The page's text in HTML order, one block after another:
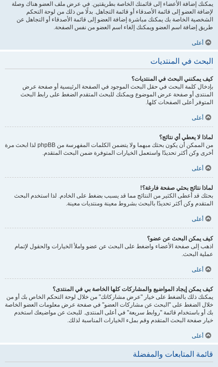
يمكنك إضافة الأعضاء إلى قائمتك الخاصة بطريقتين. في عرض ملف العضو هناك وصلة
لإضافة العضو إلى قائمة الأصدقاء أو قائمة التجاهل. بدلًا من ذلك من لوحة التحكم
الشخصية الخاصة بك يمكنك مباشرة إضافة العضو إلى قائمة الأصدقاء أو التجاهل عن
طريق إضافة اسم العضو ويمكنك إلغاء اسم العضو من نفس الصفحة.
أعلى
البحث في المنتديات
كيف يمكنني البحث في المنتديات؟
بإدخال كلمة البحث في حقل البحث الموجود في الصفحة الرئيسية أو صفحة عرض
المنتدى أو صفحة عرض الموضوع ويمكنك للبحث المتقدم الضغط على رابط البحث
المتوفر أعلى الصفحات كلها.
أعلى
لماذا لا يعطي أي نتائج؟
من الممكن أن يكون بحثك مبهما ولا يتضمن الكلمات المفهرسة من phpBB لذا ابحث مرة
أخرى وكن أكثر تحديدًا واستعمل الخيارات المتوفرة ضمن البحث المتقدم.
أعلى
لماذا نتائج بحثي صفحة فارغة؟!
بحثك قد أعطى الكثير من النتائج مما قد يسبب بضغط على الخادم. لذا استخدم البحث
المتقدم وكن أكثر تحديدًا بالبحث بشروط معينة ومنتديات معينة.
أعلى
كيف يمكن البحث عن عضو؟
اذهب إلى صفحة الأعضاء واضغط على البحث عن عضو واملأ الخيارات والحقول لإتمام
عملية البحث.
أعلى
كيف يمكن إيجاد المواضيع والمشاركات كلها الخاصة بي في المنتدى؟
يمكنك ذلك بالضغط على خيار "عرض مشاركاتك" من خلال لوحة التحكم الخاص بك أو من
خلال الضغط على "البحث عن مشاركات العضو" في صفحة عرض معلومات العضو الخاصة
بك أو باستخدام قائمة "روابط سريعة" في أعلى المنتدى. للبحث عن مواضيعك استخدم
خيار صفحة البحث المتقدم وقم بملء الخيارات المناسبة لذلك.
أعلى
قائمة المتابعات والمفضلة